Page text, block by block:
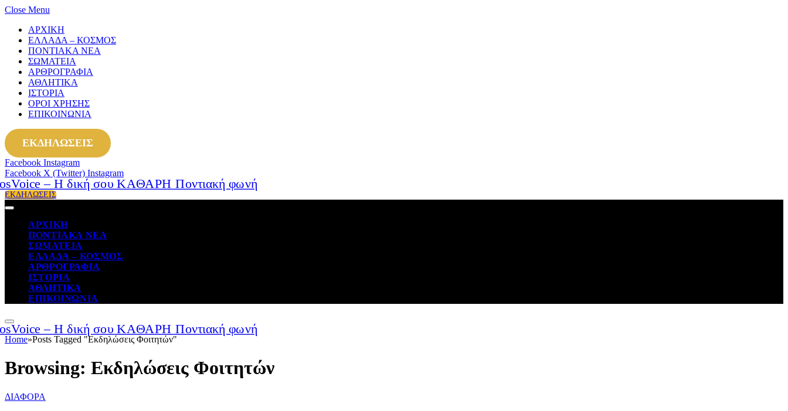
Close Menu
ΑΡΧΙΚΗ
ΕΛΛΑΔΑ – ΚΟΣΜΟΣ
ΠΟΝΤΙΑΚΑ ΝΕΑ
ΣΩΜΑΤΕΙΑ
ΑΡΘΡΟΓΡΑΦΙΑ
ΑΘΛΗΤΙΚΑ
ΙΣΤΟΡΙΑ
ΟΡΟΙ ΧΡΗΣΗΣ
ΕΠΙΚΟΙΝΩΝΙΑ
ΕΚΔΗΛΩΣΕΙΣ
Facebook Instagram
Facebook X (Twitter) Instagram
ΕΚΔΗΛΩΣΕΙΣ
ΑΡΧΙΚΗ
ΠΟΝΤΙΑΚΑ ΝΕΑ
ΣΩΜΑΤΕΙΑ
ΕΛΛΑΔΑ – ΚΟΣΜΟΣ
ΑΡΘΡΟΓΡΑΦΙΑ
ΙΣΤΟΡΙΑ
ΑΘΛΗΤΙΚΑ
ΕΠΙΚΟΙΝΩΝΙΑ
Home»Posts Tagged "Εκδηλώσεις Φοιτητών"
Browsing: Εκδηλώσεις Φοιτητών
ΔΙΑΦΟΡΑ